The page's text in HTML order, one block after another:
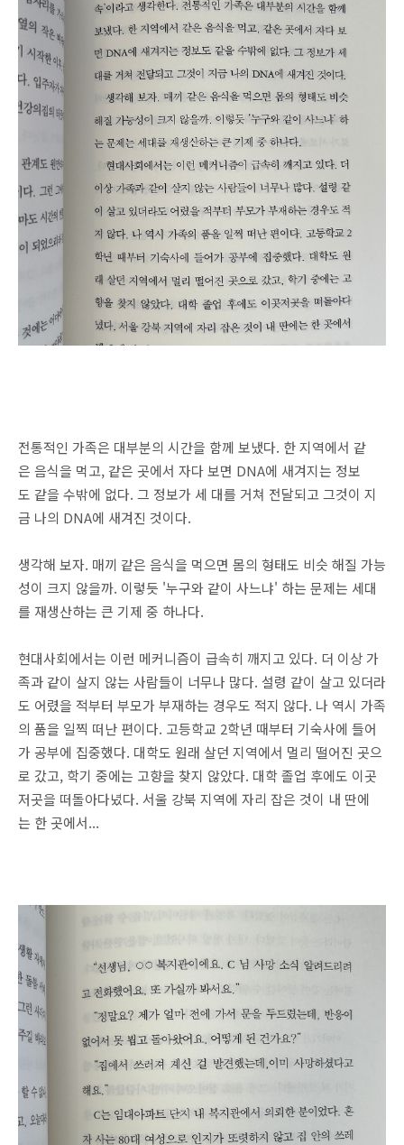
전통적인 가족은 대부분의 시간을 함께 보냈다. 한 지역에서 같
은 음식을 먹고, 같은 곳에서 자다 보면 DNA에 새겨지는 정보
도 같을 수밖에 없다. 그 정보가 세 대를 거쳐 전달되고 그것이 지
금 나의 DNA에 새겨진 것이다.
생각해 보자. 매끼 같은 음식을 먹으면 몸의 형태도 비슷 해질 가능
성이 크지 않을까. 이렇듯 '누구와 같이 사느냐' 하는 문제는 세대
를 재생산하는 큰 기제 중 하나다.
현대사회에서는 이런 메커니즘이 급속히 깨지고 있다. 더 이상 가
족과 같이 살지 않는 사람들이 너무나 많다. 설령 같이 살고 있더라
도 어렸을 적부터 부모가 부재하는 경우도 적지 않다. 나 역시 가족
의 품을 일찍 떠난 편이다. 고등학교 2학년 때부터 기숙사에 들어
가 공부에 집중했다. 대학도 원래 살던 지역에서 멀리 떨어진 곳으
로 갔고, 학기 중에는 고향을 찾지 않았다. 대학 졸업 후에도 이곳
저곳을 떠돌아다녔다. 서울 강북 지역에 자리 잡은 것이 내 딴에
는 한 곳에서...